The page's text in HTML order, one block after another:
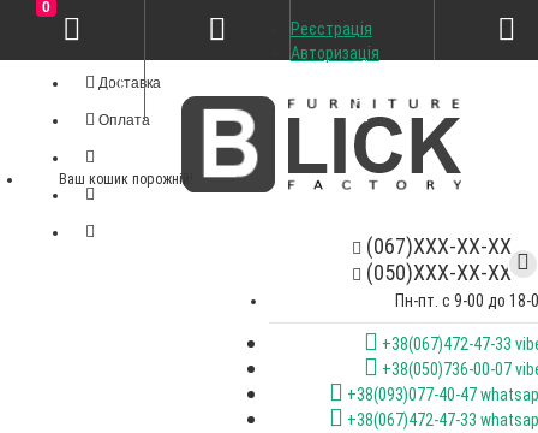
Доставка
Оплата
(067)XXX-XX-XX
(050)XXX-XX-XX
Пн-пт. с 9-00 до 18-
+38(067)472-47-33
+38(050)736-00-07
+38(093)077-40-47
+38(067)472-47-33
Реєстрація
Авторизація
0
Ваш кошик порожній!